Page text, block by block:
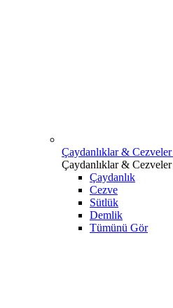
Çaydanlıklar & Cezveler
Çaydanlıklar & Cezveler
Çaydanlık
Cezve
Sütlük
Demlik
Tümünü Gör